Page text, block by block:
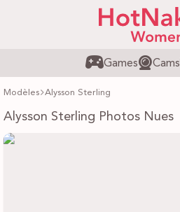
Games Cams
Modèles Alysson Sterling
Alysson Sterling Photos Nues